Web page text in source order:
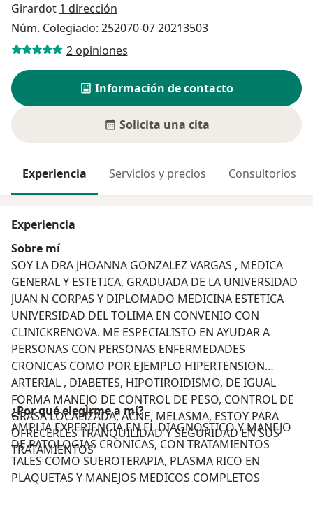
Girardot 1 dirección
Núm. Colegiado: 252070-07 20213503
2 opiniones
Información de contacto
Solicita una cita
Experiencia Servicios y precios Consultorios
Experiencia
Sobre mí
SOY LA DRA JHOANNA GONZALEZ VARGAS , MEDICA
GENERAL Y ESTETICA, GRADUADA DE LA UNIVERSIDAD
JUAN N CORPAS Y DIPLOMADO MEDICINA ESTETICA
UNIVERSIDAD DEL TOLIMA EN CONVENIO CON
CLINICKRENOVA. ME ESPECIALISTO EN AYUDAR A
PERSONAS CON PERSONAS ENFERMEDADES
CRONICAS COMO POR EJEMPLO HIPERTENSION
ARTERIAL , DIABETES, HIPOTIROIDISMO, DE IGUAL
FORMA MANEJO DE CONTROL DE PESO, CONTROL DE
GRASA LOCALIZADA, ACNE, MELASMA, ESTOY PARA
OFRECERLES TRANQUILIDAD Y SEGURIDAD EN SUS
TRATAMIENTOS
¿Por qué elegirme a mí?
AMPLIA EXPERIENCIA EN EL DIAGNOSTICO Y MANEJO
DE PATOLOGIAS CRONICAS, CON TRATAMIENTOS
TALES COMO SUEROTERAPIA, PLASMA RICO EN
PLAQUETAS Y MANEJOS MEDICOS COMPLETOS